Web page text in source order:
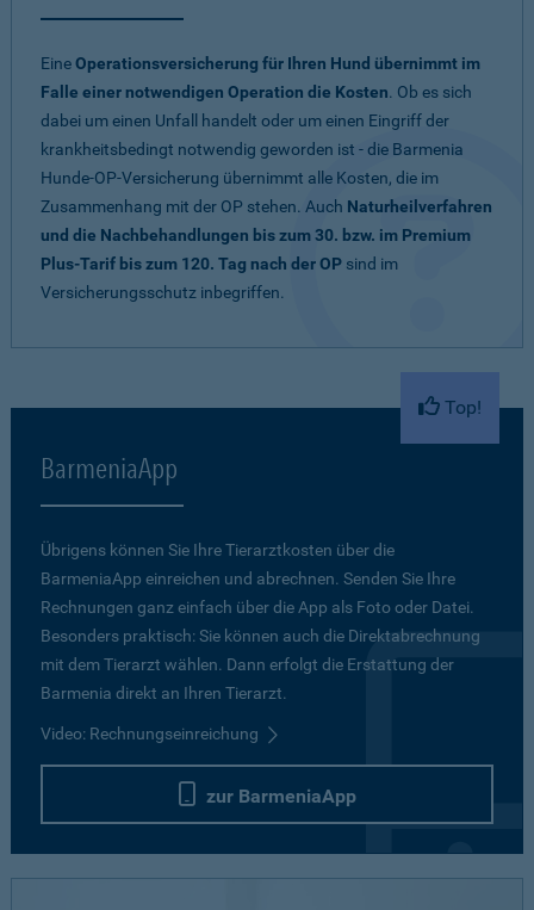
EineOperationsversicherung für Ihren Hund übernimmt im
Falle einer notwendigen Operation die Kosten. Ob es sich
dabei um einen Unfall handelt oder um einen Eingriff der
krankheitsbedingt notwendig geworden ist - die Barmenia
Hunde-OP-Versicherung übernimmt alle Kosten, die im
Zusammenhang mit der OP stehen. Auch Naturheilverfahren
und die Nachbehandlungen bis zum 30. bzw. im Premium
Plus-Tarif bis zum 120. Tag nach der OP sind im
Versicherungsschutz inbegriffen.
Top!
BarmeniaApp
Übrigens können Sie Ihre Tierarztkosten über die
BarmeniaApp einreichen und abrechnen. Senden Sie Ihre
Rechnungen ganz einfach über die App als Foto oder Datei.
Besonders praktisch: Sie können auch die Direktabrechnung
mit dem Tierarzt wählen. Dann erfolgt die Erstattung der
Barmenia direkt an Ihren Tierarzt.
Video: Rechnungseinreichung
zur BarmeniaApp